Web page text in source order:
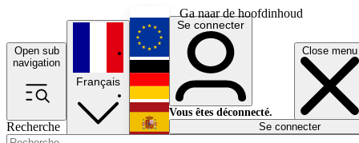
Ga naar de hoofdinhoud
Open sub
navigation
Close menu
Recherche
Français
English
Deutsch
Español
Se connecter
Vous êtes déconnecté.
Se connecter